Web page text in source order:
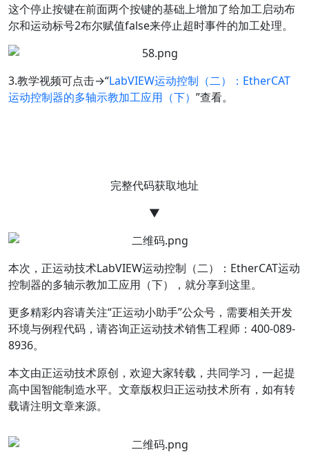
这个停止按键在前面两个按键的基础上增加了给加工启动布
尔和运动标号2布尔赋值false来停止超时事件的加工处理。
3.教学视频可点击→“LabVIEW运动控制（二）：EtherCAT
运动控制器的多轴示教加工应用（下） ”查看。
完整代码获取地址
▼
本次，正运动技术LabVIEW运动控制（二）：EtherCAT运动
控制器的多轴示教加工应用（下），就分享到这里。
更多精彩内容请关注“正运动小助手”公众号，需要相关开发
环境与例程代码，请咨询正运动技术销售工程师：400-089-
8936。
本文由正运动技术原创，欢迎大家转载，共同学习，一起提
高中国智能制造水平。文章版权归正运动技术所有，如有转
载请注明文章来源。